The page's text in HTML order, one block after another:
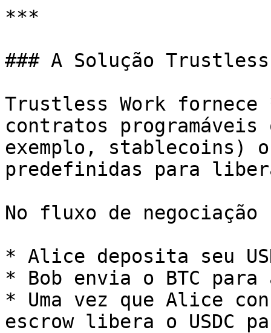
***
### A Solução Trustless
Trustless Work
contratos
exemplo, stablecoins)
predefinidas para
No fluxo de negociação
* Alice deposita seu
* Bob envia o BTC
* Uma vez que Alice
escrow libera o USDC